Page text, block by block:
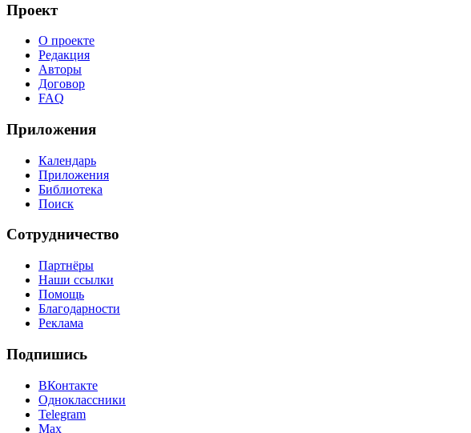
Проект
О проекте
Редакция
Авторы
Договор
FAQ
Приложения
Календарь
Приложения
Библиотека
Поиск
Сотрудничество
Партнёры
Наши ссылки
Помощь
Благодарности
Реклама
Подпишись
ВКонтакте
Одноклассники
Telegram
Max